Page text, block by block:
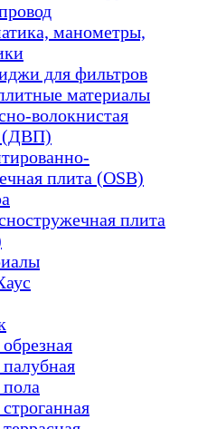
манометры,
для фильтров
материалы
волокнистая
(ДВП)
плита (OSB)
плита